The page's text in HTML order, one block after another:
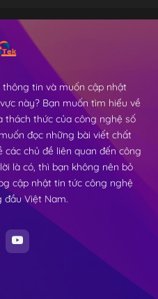
tin và muốn cập nhật
này? Bạn muốn tìm hiểu về
thách thức của công nghệ số
đọc những bài viết chất
chủ đề liên quan đến công
là có, thì bạn không nên bỏ
cập nhật tin tức công nghệ
Việt Nam.